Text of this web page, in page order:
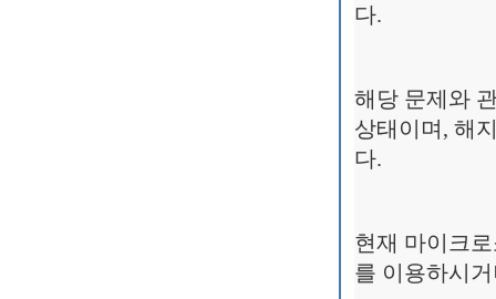
다.
해당 문제와
상태이며, 해
다.
현재 마이크
를 이용하시